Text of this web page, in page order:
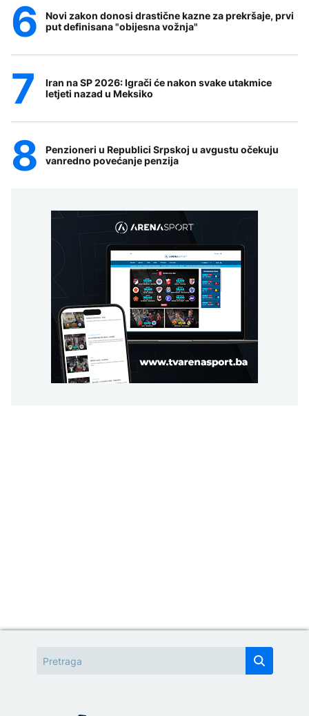
Novi zakon donosi drastične kazne za prekršaje, prvi
put definisana "obijesna vožnja"
Iran na SP 2026: Igrači će nakon svake utakmice
letjeti nazad u Meksiko
Penzioneri u Republici Srpskoj u avgustu očekuju
vanredno povećanje penzija